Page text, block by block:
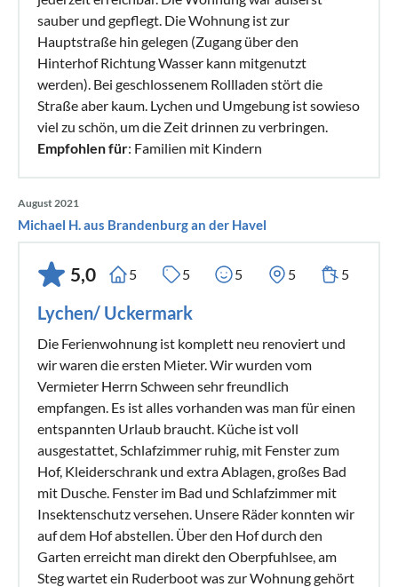
sauber und gepflegt. Die Wohnung ist zur
Hauptstraße hin gelegen (Zugang über den
Hinterhof Richtung Wasser kann mitgenutzt
werden). Bei geschlossenem Rollladen stört die
Straße aber kaum. Lychen und Umgebung ist sowieso
viel zu schön, um die Zeit drinnen zu verbringen.
Empfohlen für: Familien mit Kindern
August 2021
Michael H. aus Brandenburg an der Havel
5,0 5 5 5 5 5
Lychen/ Uckermark
Die Ferienwohnung ist komplett neu renoviert und
wir waren die ersten Mieter. Wir wurden vom
Vermieter Herrn Schween sehr freundlich
empfangen. Es ist alles vorhanden was man für einen
entspannten Urlaub braucht. Küche ist voll
ausgestattet, Schlafzimmer ruhig, mit Fenster zum
Hof, Kleiderschrank und extra Ablagen, großes Bad
mit Dusche. Fenster im Bad und Schlafzimmer mit
Insektenschutz versehen. Unsere Räder konnten wir
auf dem Hof abstellen. Über den Hof durch den
Garten erreicht man direkt den Oberpfuhlsee, am
Steg wartet ein Ruderboot was zur Wohnung gehört